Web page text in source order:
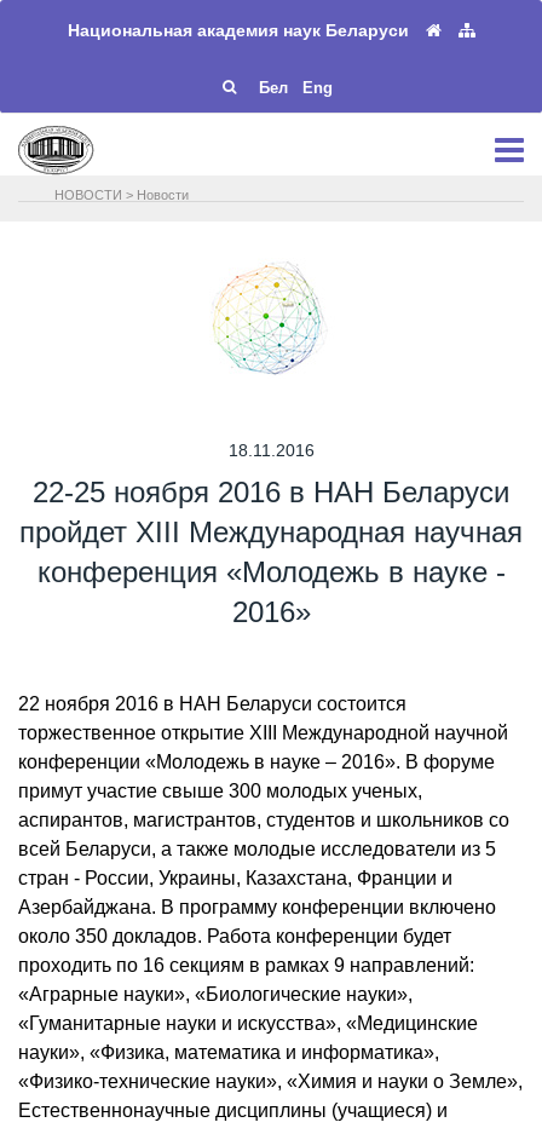
Национальная академия наук Беларуси
Бел Eng
НОВОСТИ > Новости
18.11.2016
22-25 ноября 2016 в НАН Беларуси
пройдет XIII Международная научная
конференция «Молодежь в науке -
2016»
22 ноября 2016 в НАН Беларуси состоится
торжественное открытие XIII Международной научной
конференции «Молодежь в науке – 2016». В форуме
примут участие свыше 300 молодых ученых,
аспирантов, магистрантов, студентов и школьников со
всей Беларуси, а также молодые исследователи из 5
стран - России, Украины, Казахстана, Франции и
Азербайджана. В программу конференции включено
около 350 докладов. Работа конференции будет
проходить по 16 секциям в рамках 9 направлений:
«Аграрные науки», «Биологические науки»,
«Гуманитарные науки и искусства», «Медицинские
науки», «Физика, математика и информатика»,
«Физико-технические науки», «Химия и науки о Земле»,
Естественнонаучные дисциплины (учащиеся) и